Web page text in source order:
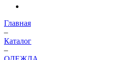
Главная
–
Каталог
–